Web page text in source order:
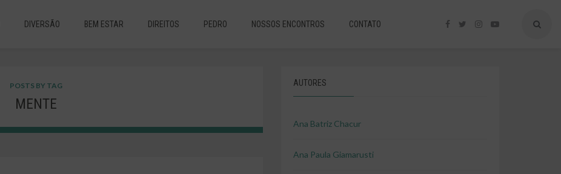
DIVERSÃO BEM ESTAR DIREITOS PEDRO NOSSOS ENCONTROS CONTATO
POSTS BY TAG
MENTE
AUTORES
Ana Batriz Chacur
Ana Paula Giamarusti